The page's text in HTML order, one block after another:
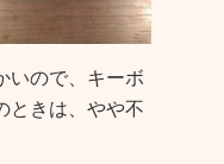
いので、キーボ
ときは、やや不